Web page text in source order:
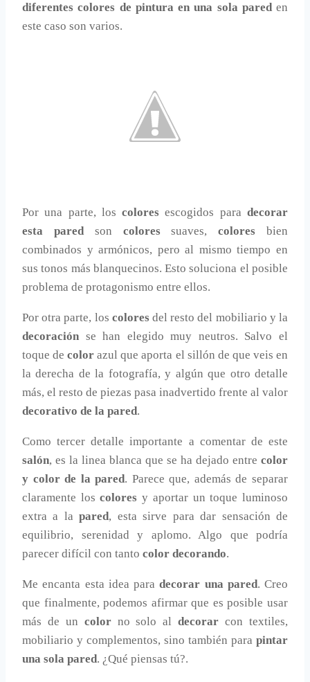
diferentes colores de pintura en una sola pareden
este caso son varios.
Por una parte, loscolores escogidos paradecorar
esta paredson coloressuaves,colores bien
combinados y armónicos, pero al mismo tiempo en
sus tonos más blanquecinos. Esto soluciona el posible
problema de protagonismo entre ellos.
Por otra parte, los coloresdel resto del mobiliario y la
decoración se han elegido muy neutros. Salvo el
toque decolor azul que aporta el sillón de que veis en
la derecha de la fotografía, y algún que otro detalle
más, el resto de piezas pasa inadvertido frente al valor
decorativo de la pared.
Como tercer detalle importante a comentar de este
salón, es la linea blanca que se ha dejado entre color
y color de la pared. Parece que, además de separar
claramente loscolores y aportar un toque luminoso
extra a lapared, esta sirve para dar sensación de
equilibrio, serenidad y aplomo. Algo que podría
parecer difícil con tanto color decorando.
Me encanta esta idea paradecorar una pared. Creo
que finalmente, podemos afirmar que es posible usar
más de un colorno solo aldecorar con textiles,
mobiliario y complementos, sino también para pintar
una sola pared. ¿Qué piensas tú?.